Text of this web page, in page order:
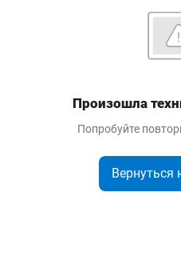
Произошла
Попробуйте
Вернуться